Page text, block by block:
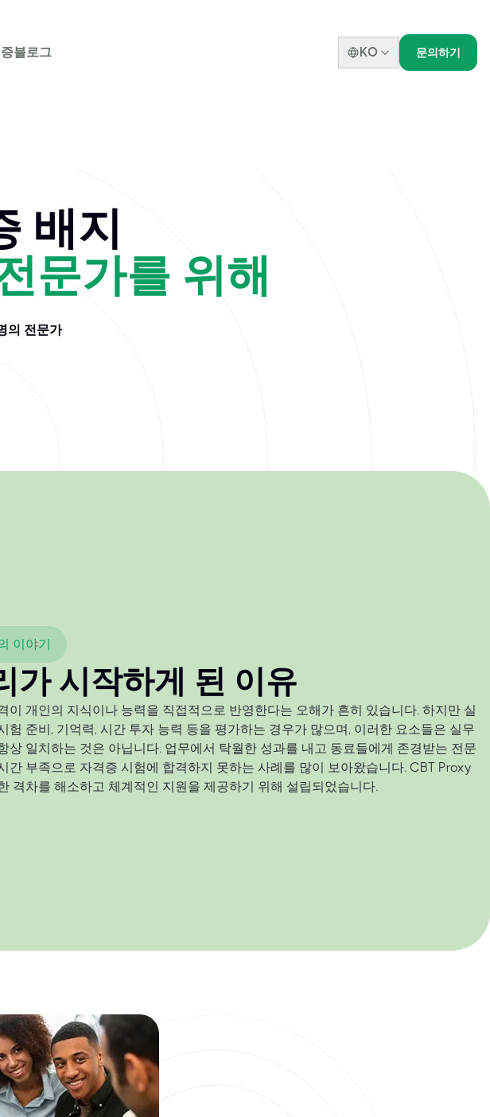
블로그 KO 문의하기
배지
문가를 위해
의 전문가
이야기
가 시작하게 된 이유
이 개인의 지식이나 능력을 직접적으로 반영한다는 오해가 흔히 있습니다. 하지만 실
험 준비, 기억력, 시간 투자 능력 등을 평가하는 경우가 많으며, 이러한 요소들은 실무
상 일치하는 것은 아닙니다. 업무에서 탁월한 성과를 내고 동료들에게 존경받는 전문
간 부족으로 자격증 시험에 합격하지 못하는 사례를 많이 보아왔습니다. CBT Proxy
격차를 해소하고 체계적인 지원을 제공하기 위해 설립되었습니다.